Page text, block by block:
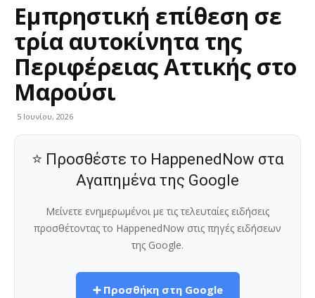
Εμπρηστική επίθεση σε
τρία αυτοκίνητα της
Περιφέρειας Αττικής στο
Μαρούσι
5 Ιουνίου, 2026
⭐ Προσθέστε το HappenedNow στα
Αγαπημένα της Google
Μείνετε ενημερωμένοι με τις τελευταίες ειδήσεις
προσθέτοντας το HappenedNow στις πηγές ειδήσεων
της Google.
➕ Προσθήκη στη Google